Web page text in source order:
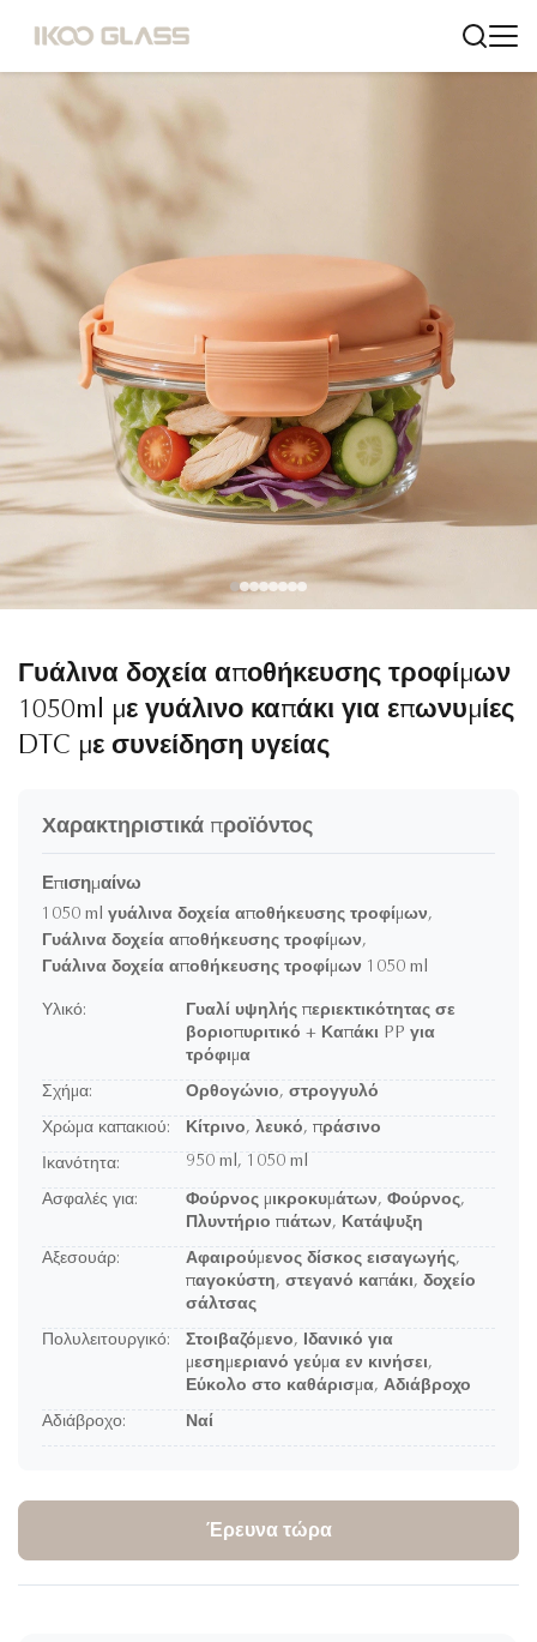
Γυάλινα δοχεία αποθήκευσης τροφίμων
1050ml με γυάλινο καπάκι για επωνυμίες
DTC με συνείδηση ​​υγείας
Χαρακτηριστικά προϊόντος
Επισημαίνω
1050 ml γυάλινα δοχεία αποθήκευσης τροφίμων,
Γυάλινα δοχεία αποθήκευσης τροφίμων,
Γυάλινα δοχεία αποθήκευσης τροφίμων 1050 ml
Υλικό:
Γυαλί υψηλής περιεκτικότητας σε
βοριοπυριτικό + Καπάκι PP για
τρόφιμα
Σχήμα: Ορθογώνιο, στρογγυλό
Χρώμα καπακιού: Κίτρινο, λευκό, πράσινο
Ικανότητα: 950 ml, 1050 ml
Ασφαλές για:
Φούρνος μικροκυμάτων, Φούρνος,
Πλυντήριο πιάτων, Κατάψυξη
Αξεσουάρ:
Αφαιρούμενος δίσκος εισαγωγής,
παγοκύστη, στεγανό καπάκι, δοχείο
σάλτσας
Πολυλειτουργικό:
Στοιβαζόμενο, Ιδανικό για
μεσημεριανό γεύμα εν κινήσει,
Εύκολο στο καθάρισμα, Αδιάβροχο
Αδιάβροχο: Ναί
Έρευνα τώρα